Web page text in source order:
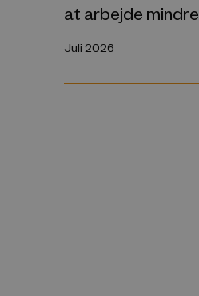
at arbejde mindre
Juli 2026